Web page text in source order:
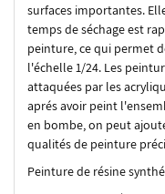
surfaces importantes.
temps de séchage est
peinture, ce qui permet
l'échelle 1/24. Les
attaquées par les
aprés avoir peint
en bombe, on peut
qualités de peinture
Peinture de résine